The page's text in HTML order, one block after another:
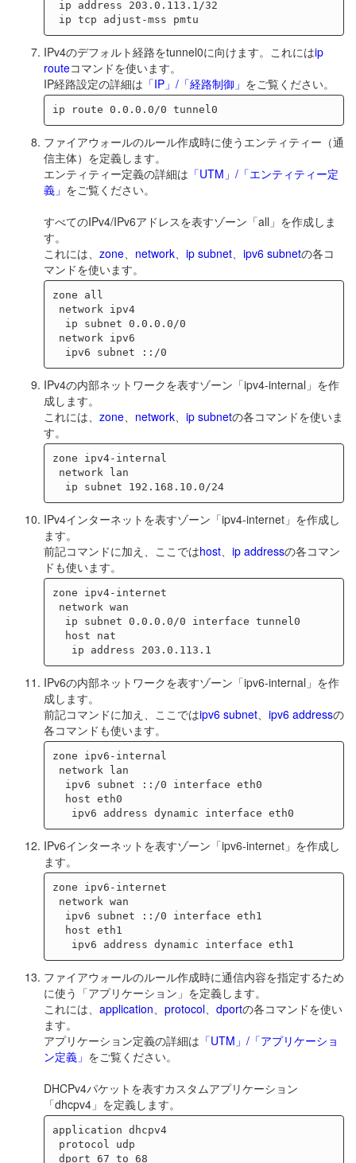
IPv4のデフォルト経路をtunnel0に向けます。これにはip
routeコマンドを使います。
IP経路設定の詳細は 「IP」/「経路制御」 をご覧ください。
ファイアウォールのルール作成時に使うエンティティー（通
信主体）を定義します。
エンティティー定義の詳細は 「UTM」/「エンティティー定
義」 をご覧ください。
すべてのIPv4/IPv6アドレスを表すゾーン「all」を作成しま
す。
これには、 zone network ip subnet ipv6 subnetの各コ
マンドを使います。
zone all
IPv4の内部ネットワークを表すゾーン「ipv4-internal」を作
成します。
これには、 zone network ip subnetの各コマンドを使いま
す。
zone ipv4-internal
  ip subnet 192.168.10.0/24
IPv4インターネットを表すゾーン「ipv4-internet」を作成し
ます。
前記コマンドに加え、ここではhost ip addressの各コマン
ドも使います。
zone ipv4-internet
IPv6の内部ネットワークを表すゾーン「ipv6-internal」を作
成します。
前記コマンドに加え、ここではipv6 subnet ipv6 addressの
各コマンドも使います。
zone ipv6-internal
IPv6インターネットを表すゾーン「ipv6-internet」を作成し
ます。
zone ipv6-internet
ファイアウォールのルール作成時に通信内容を指定するため
に使う「アプリケーション」を定義します。
これには、 application protocol dportの各コマンドを使い
ます。
アプリケーション定義の詳細は 「UTM」/「アプリケーショ
ン定義」 をご覧ください。
DHCPv4パケットを表すカスタムアプリケーション
「dhcpv4」を定義します。
application dhcpv4